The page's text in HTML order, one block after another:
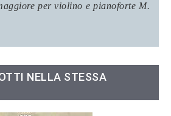
per violino e pianoforte M.
NELLA STESSA